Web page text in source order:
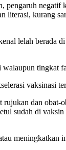
kurang
lelah berada
tingkat
vaksinasi
dan
sudah di
meningkatkan